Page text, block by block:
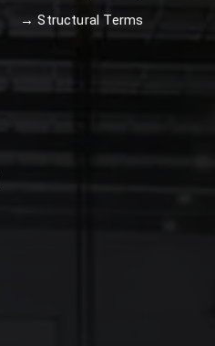
→ Structural Terms